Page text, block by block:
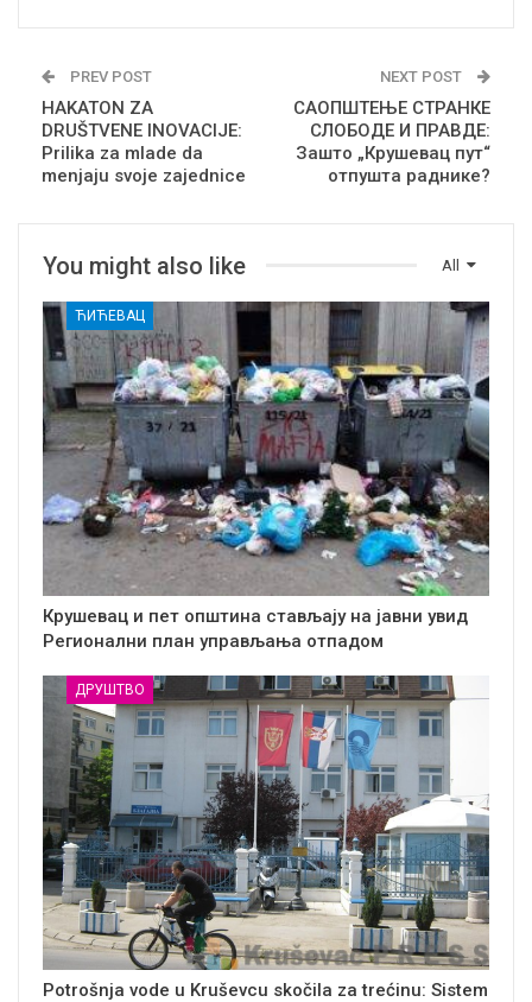
PREV POST
HAKATON ZA
DRUŠTVENE INOVACIJE:
Prilika za mlade da
menjaju svoje zajednice
NEXT POST
САОПШТЕЊЕ СТРАНКЕ
СЛОБОДЕ И ПРАВДЕ:
Зашто „Крушевац пут“
отпушта раднике?
All
You might also like
ЋИЋЕВАЦ
Крушевац и пет општина стављају на јавни увид
Регионални план управљања отпадом
ДРУШТВО
Potrošnja vode u Kruševcu skočila za trećinu: Sistem